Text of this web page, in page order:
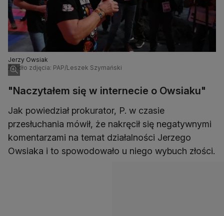
Jerzy Owsiak
Źródło zdjęcia: PAP/Leszek Szymański
"Naczytałem się w internecie o Owsiaku"
Jak powiedział prokurator, P. w czasie
przesłuchania mówił, że nakręcił się negatywnymi
komentarzami na temat działalności Jerzego
Owsiaka i to spowodowało u niego wybuch złości.